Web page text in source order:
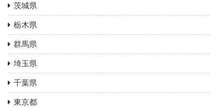
茨城県
栃木県
群馬県
埼玉県
千葉県
東京都